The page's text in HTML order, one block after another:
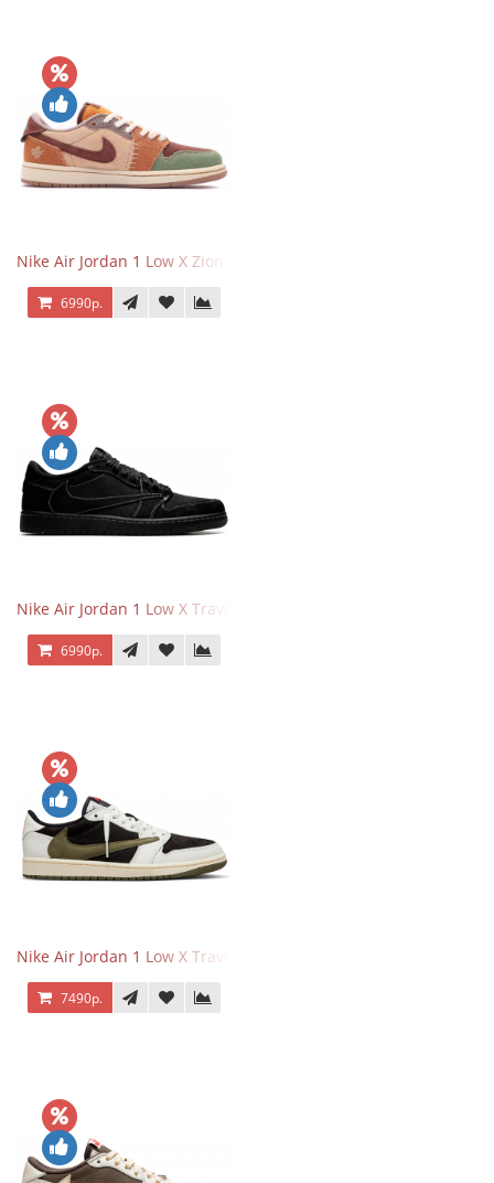
Nike Air Jordan 1 Low X Zion Williamson Voodoo
6990р.
Nike Air Jordan 1 Low X Travis Scott Black Phantom
6990р.
Nike Air Jordan 1 Low X Travis Scott Olive
7490р.